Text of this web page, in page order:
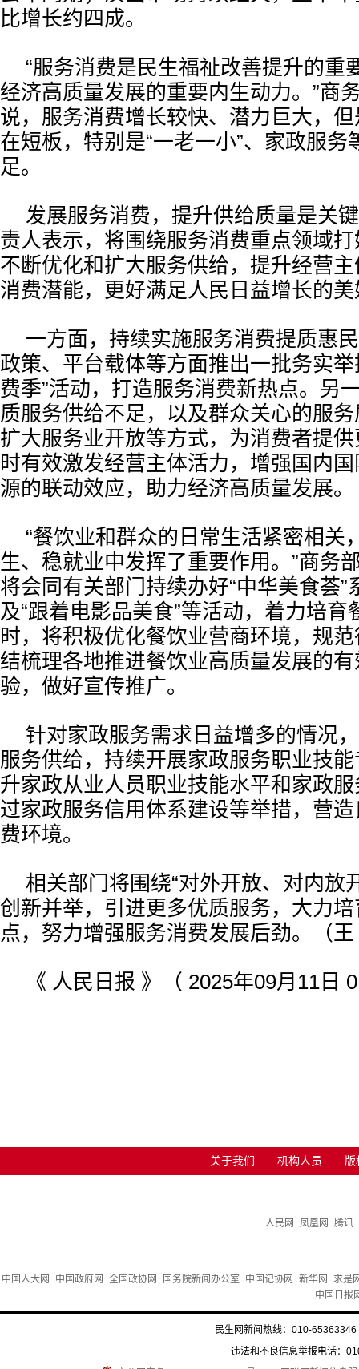
比增长约四成。
“服务消费是民生福祉改善提升的重
经济高质量发展的重要内生动力。”商
说，服务消费增长较快、潜力巨大，
在短板，特别是“一老一小”、家政服务
足。
发展服务消费，提升供给质量是关
责人表示，将围绕服务消费重点领域打
不断优化和扩大服务供给，提升经营
消费潜能，更好满足人民日益增长的
一方面，持续实施服务消费提质惠
政策、平台载体等方面推出一批务实举
费季”活动，打造服务消费新热点。另
质服务供给不足，以及群众关心的服
扩大服务业开放等方式，为消费者提
时有效激发经营主体活力，增强国内
源的联动效应，助力经济高质量发展。
“餐饮业和群众的日常生活紧密相关
生、稳就业中发挥了重要作用。”商务
将会同有关部门持续办好“中华美食荟”
及“跟着电影品美食”等活动，着力培育
时，将积极优化餐饮业营商环境，规
结梳理各地推进餐饮业高质量发展的
验，做好宣传推广。
针对家政服务需求日益增多的情况
服务供给，持续开展家政服务职业技
升家政从业人员职业技能水平和家政
过家政服务信用体系建设等举措，营
费环境。
相关部门将围绕“对外开放、对内放
创新并举，引进更多优质服务，大力
点，努力增强服务消费发展后劲。（
《 人民日报 》（ 2025年09月11日
关于我们 机构人员 版
人民网 凤凰网 腾讯
中国人大网 中国政府网 全国政协网 国务院新闻办公室 中国记协网 新华网
求是
中国日报
民生网新闻热线：010-
违法和不良信息举报电话：